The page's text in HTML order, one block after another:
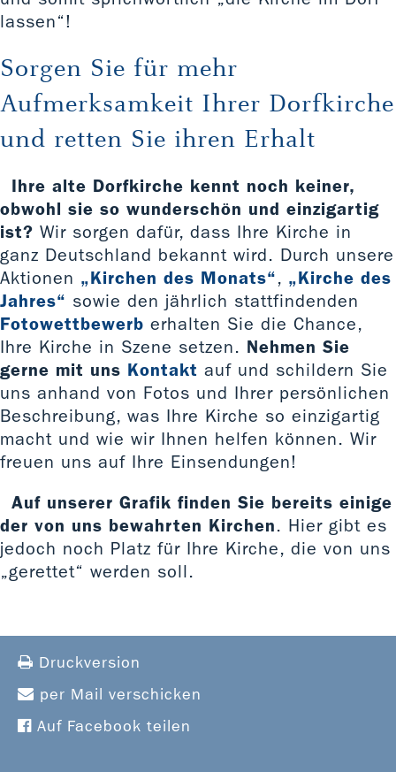
lassen“!
Sorgen Sie für mehr
Aufmerksamkeit Ihrer Dorfkirche
und retten Sie ihren Erhalt
Ihre alte Dorfkirche kennt noch keiner,
obwohl sie so wunderschön und einzigartig
ist? Wir sorgen dafür, dass Ihre Kirche in
ganz Deutschland bekannt wird. Durch unsere
Aktionen „Kirchen des Monats“, „Kirche des
Jahres“ sowie den jährlich stattfindenden
Fotowettbewerb erhalten Sie die Chance,
Ihre Kirche in Szene setzen. Nehmen Sie
gerne mit uns Kontakt auf und schildern Sie
uns anhand von Fotos und Ihrer persönlichen
Beschreibung, was Ihre Kirche so einzigartig
macht und wie wir Ihnen helfen können. Wir
freuen uns auf Ihre Einsendungen!
Auf unserer Grafik finden Sie bereits einige
der von uns bewahrten Kirchen. Hier gibt es
jedoch noch Platz für Ihre Kirche, die von uns
„gerettet“ werden soll.
Druckversion
per Mail verschicken
Auf Facebook teilen